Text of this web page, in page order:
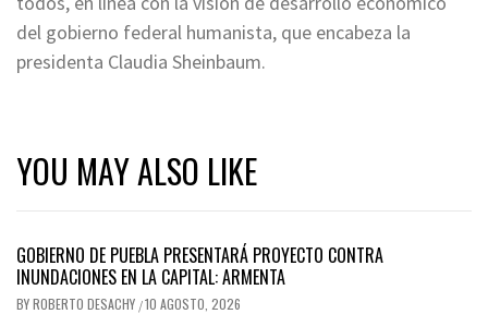
del gobierno federal humanista, que encabeza la
presidenta Claudia Sheinbaum.
YOU MAY ALSO LIKE
GOBIERNO DE PUEBLA PRESENTARÁ PROYECTO CONTRA
INUNDACIONES EN LA CAPITAL: ARMENTA
BYROBERTO DESACHY /10 AGOSTO, 2026